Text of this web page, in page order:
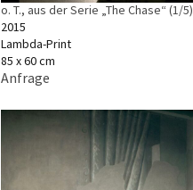
o. T., aus der Serie „The Chase“ (1/5)
2015
Lambda-Print
85 x 60 cm
Anfrage